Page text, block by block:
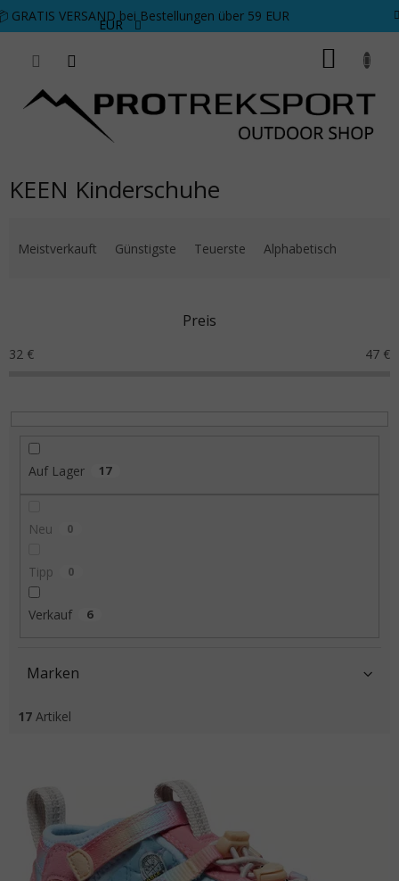
Zum Inhalt springen
GRATIS VERSAND bei Bestellungen über 59 EUR
EUR
KEEN Kinderschuhe
Meistverkauft Günstigste Teuerste Alphabetisch
Preis
32 € 47 €
Auf Lager 17
Neu 0
Tipp 0
Verkauf 6
Marken
17 Artikel